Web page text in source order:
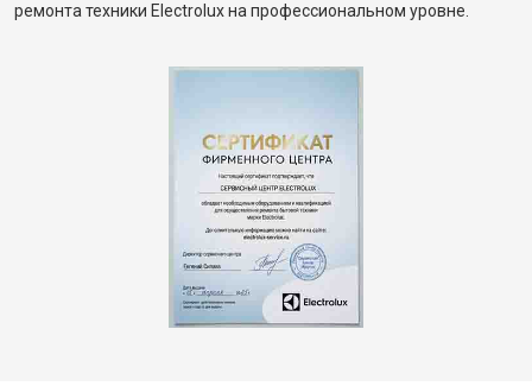
ремонта техники Electrolux на профессиональном уровне.